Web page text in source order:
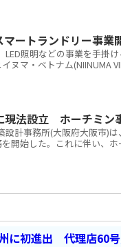
ートランドリー事業
照明などの事業を手掛
ヌマ・ベトナム(NIINUMA
現法設立 ホーチミン
計事務所(大阪府大阪市)
を開始した。これに伴い、
に初進出 代理店60